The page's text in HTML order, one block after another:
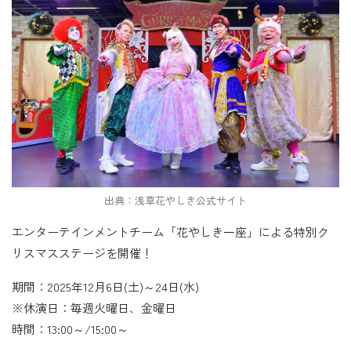
出典：浅草花やしき公式サイト
エンターテインメントチーム「花やしき一座」による特別ク
リスマスステージを開催！
期間：2025年12月6日(土)～24日(水)
※休演日：毎週火曜日、金曜日
時間：13:00～/15:00～